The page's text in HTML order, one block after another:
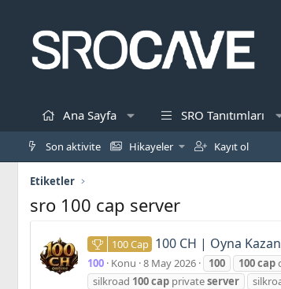
Ana Sayfa SRO Tanıtımları
Son aktivite Hikayeler Kayıt ol
Etiketler
sro 100 cap server
100 Cap 100 CH | Oyna
100 Konu 8 May 2026 100 100cap
silkroad 100cap privateserver